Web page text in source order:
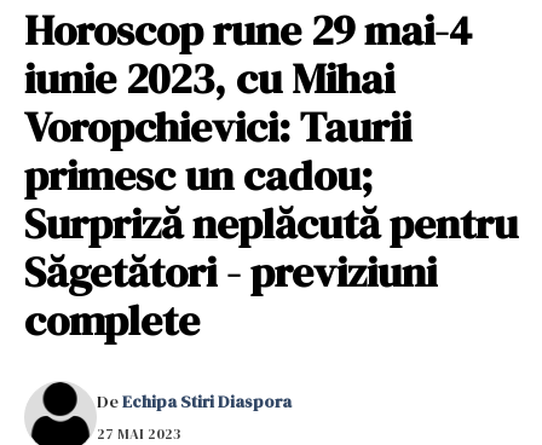
Horoscop rune 29 mai-4
iunie 2023, cu Mihai
Voropchievici: Taurii
primesc un cadou;
Surpriză neplăcută pentru
Săgetători - previziuni
complete
DeEchipa Stiri Diaspora
27 MAI 2023